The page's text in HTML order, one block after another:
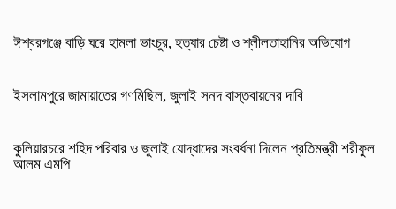
ঈশ্বরগঞ্জে বাড়ি ঘরে হামলা ভাংচুর, হত্যার চেষ্টা ও শ্লীলতাহানির অভিযোগ
ইসলামপুরে জামায়াতের গণমিছিল, জুলাই সনদ বাস্তবায়নের দাবি
কুলিয়ারচরে শহিদ পরিবার ও জুলাই যোদ্ধাদের সংবর্ধনা দিলেন প্রতিমন্ত্রী শরীফুল
আলম এমপি